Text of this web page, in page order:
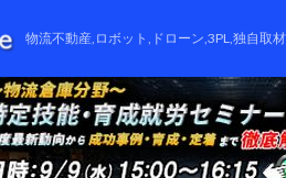
物流不動産,ロボット,ドローン,3PL,独自取